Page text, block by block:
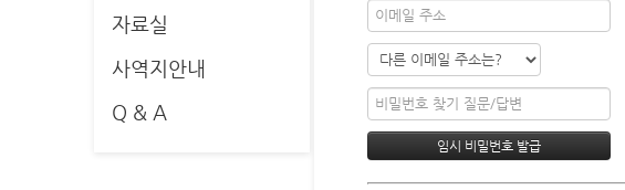
자료실
사역지안내
Q & A